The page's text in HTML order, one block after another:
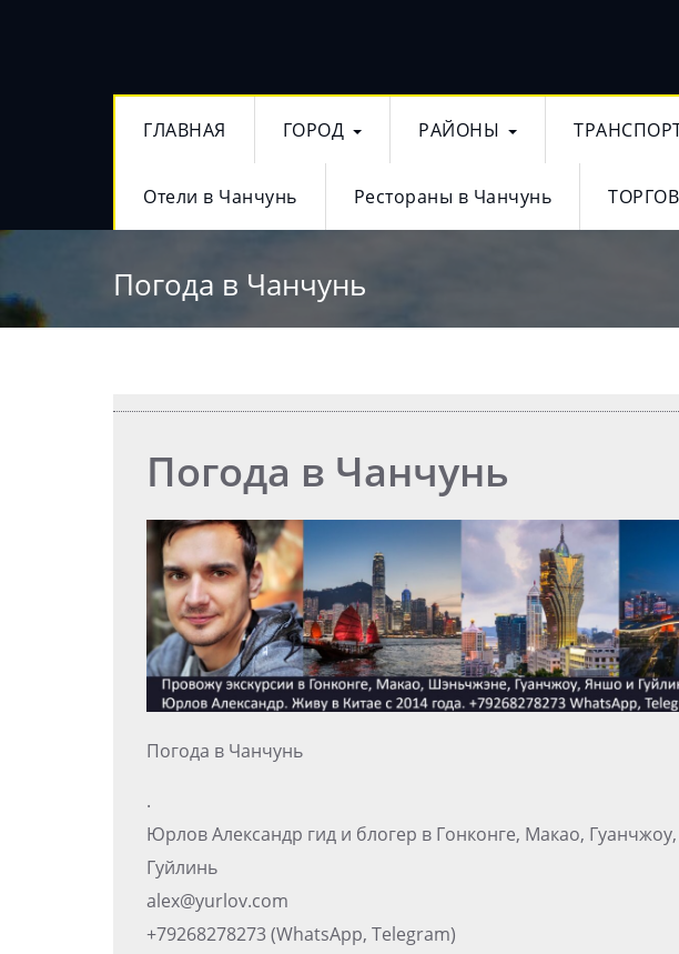
ГЛАВНАЯ ГОРОД РАЙОНЫ
Отели в Чанчунь Рестораны в Чанчунь
Погода в Чанчунь
Погода в Чанчунь
Погода в Чанчунь
.
Юрлов Александр гид и блогер в Гонконге, Макао,
Гуйлинь
alex@yurlov.com
+79268278273 (WhatsApp, Telegram)